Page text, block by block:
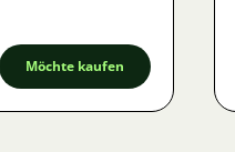
Möchte kaufen